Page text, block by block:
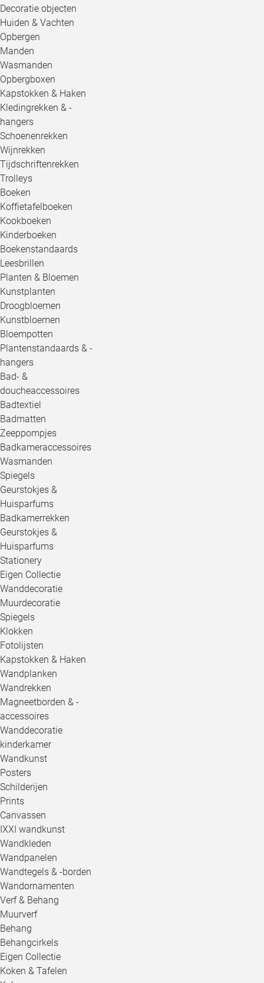
Decoratie objecten
Huiden & Vachten
Opbergen
Manden
Wasmanden
Opbergboxen
Kapstokken & Haken
Kledingrekken & -
hangers
Schoenenrekken
Wijnrekken
Tijdschriftenrekken
Trolleys
Boeken
Koffietafelboeken
Kookboeken
Kinderboeken
Boekenstandaards
Leesbrillen
Planten & Bloemen
Kunstplanten
Droogbloemen
Kunstbloemen
Bloempotten
Plantenstandaards & -
hangers
Bad- &
doucheaccessoires
Badtextiel
Badmatten
Zeeppompjes
Badkameraccessoires
Wasmanden
Spiegels
Geurstokjes &
Huisparfums
Badkamerrekken
Geurstokjes &
Huisparfums
Stationery
Eigen Collectie
Wanddecoratie
Muurdecoratie
Spiegels
Klokken
Fotolijsten
Kapstokken & Haken
Wandplanken
Wandrekken
Magneetborden & -
accessoires
Wanddecoratie
kinderkamer
Wandkunst
Posters
Schilderijen
Prints
Canvassen
IXXI wandkunst
Wandkleden
Wandpanelen
Wandtegels & -borden
Wandornamenten
Verf & Behang
Muurverf
Behang
Behangcirkels
Eigen Collectie
Koken & Tafelen